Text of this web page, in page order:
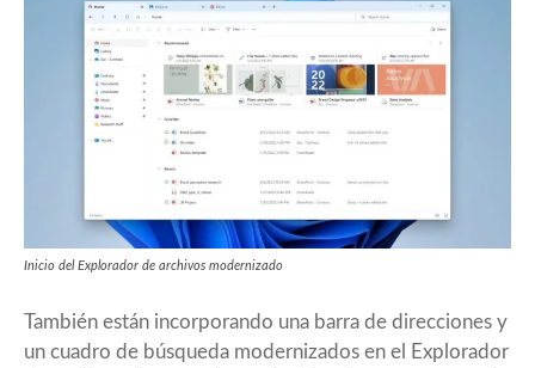
Inicio del Explorador de archivos modernizado
También están incorporando una barra de direcciones y
un cuadro de búsqueda modernizados en el Explorador